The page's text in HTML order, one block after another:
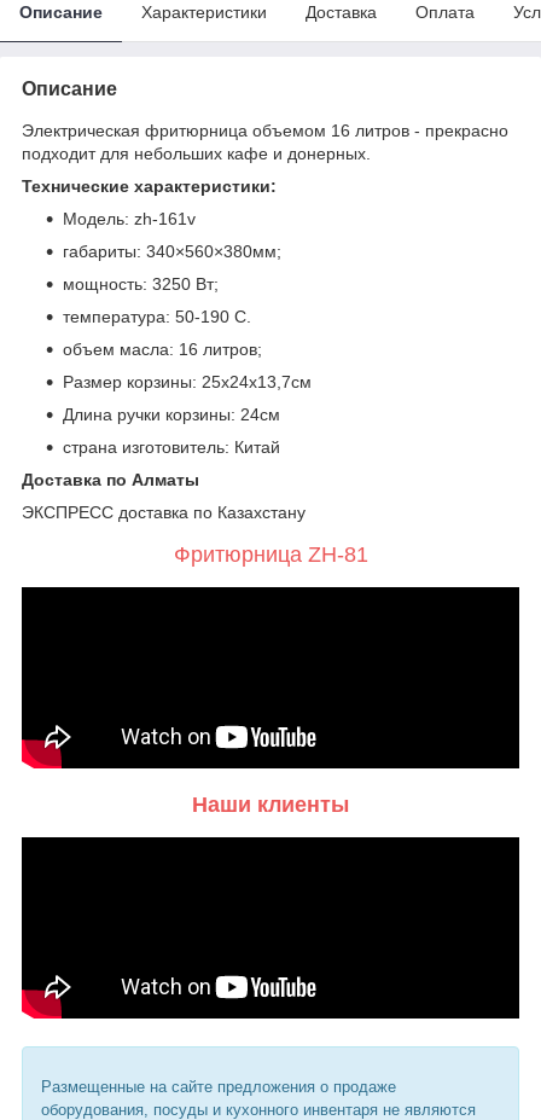
Описание Характеристики Доставка Оплата
Описание
Электрическая фритюрница объемом 16 литров - прекрасно
подходит для небольших кафе и донерных.
Технические характеристики:
Модель: zh-161v
габариты: 340×560×380мм;
мощность: 3250 Вт;
температура: 50-190 С.
объем масла: 16 литров;
Размер корзины: 25x24x13,7см
Длина ручки корзины: 24см
страна изготовитель: Китай
Доставка по Алматы
ЭКСПРЕСС доставка по Казахстану
Фритюрница ZH-81
Наши клиенты
Размещенные на сайте предложения о продаже
оборудования, посуды и кухонного инвентаря не являются